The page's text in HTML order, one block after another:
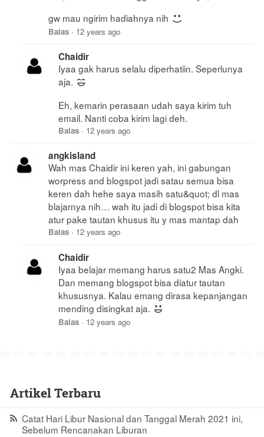
gw mau ngirim hadiahnya nih
Balas · 12 years ago
Chaidir
Iyaa gak harus selalu diperhatiin. Seperlunya
aja.
Eh, kemarin perasaan udah saya kirim tuh
email. Nanti coba kirim lagi deh.
Balas · 12 years ago
angkisland
Wah mas Chaidir ini keren yah, ini gabungan
worpress and blogspot jadi satau semua bisa
keren dah hehe saya masih satu&quot; dl mas
blajarnya nih… wah itu jadi di blogspot bisa kita
atur pake tautan khusus itu y mas mantap dah
Balas · 12 years ago
Chaidir
Iyaa belajar memang harus satu2 Mas Angki.
Dan memang blogspot bisa diatur tautan
khususnya. Kalau emang dirasa kepanjangan
mending disingkat aja.
Balas · 12 years ago
Artikel Terbaru
Catat Hari Libur Nasional dan Tanggal Merah 2021 ini,
Sebelum Rencanakan Liburan